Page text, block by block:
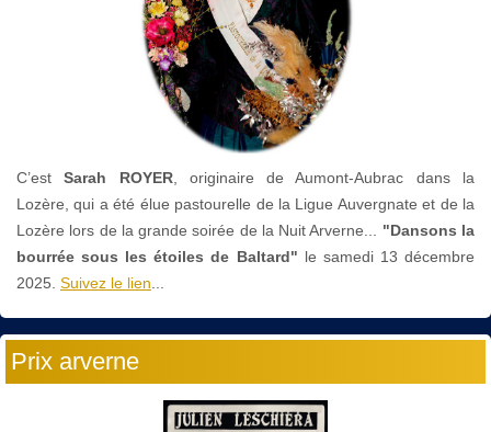
C’estSarah ROYER, originaire de Aumont-Aubrac dans la
Lozère, qui a été élue pastourelle de la Ligue Auvergnate et de la
Lozère lors de la grande soirée de la Nuit Arverne... "Dansons la
bourrée sous les étoiles de Baltard" le samedi 13 décembre
2025. Suivez le lien...
Prix arverne